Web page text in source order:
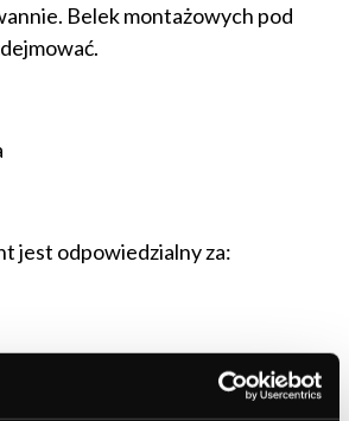
Belek montażowych pod
jest odpowiedzialny za: